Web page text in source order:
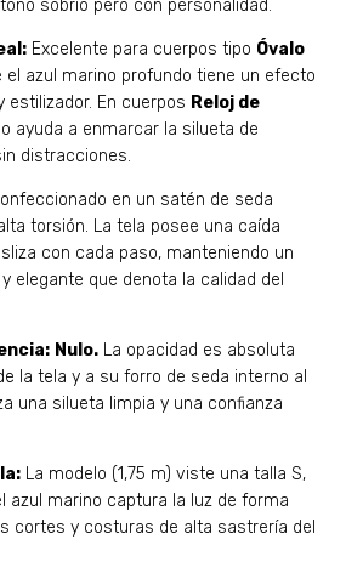
sobrio pero con personalidad.
Excelente para cuerpos tipo Óvalo
el azul marino profundo tiene un efecto
estilizador. En cuerpos Reloj de
ayuda a enmarcar la silueta de
distracciones.
en un satén de seda
torsión. La tela posee una caída
con cada paso, manteniendo un
elegante que denota la calidad del
Nulo. La opacidad es absoluta
la tela y a su forro de seda interno al
una silueta limpia y una confianza
La modelo (1,75 m) viste una talla S,
azul marino captura la luz de forma
cortes y costuras de alta sastrería del